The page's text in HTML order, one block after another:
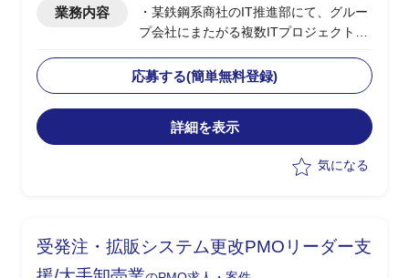
業務内容
・某鉄鋼系商社のIT推進部にて、グルー
プ会社にまたがる複数ITプロジェクトの
側PMO
・グループ会社IT担当やベンダーとの定
例MTG実施、各社案件の進捗把握・整理
・本社IT推進部への報告資料（進捗サマ
・ベンダー／グループ会社間の調整事項
・プロジェクト計画書・WBS・スケジュ
ール管理の主体的な運用、予算・コスト
応募する(簡単無料登録)
詳細を表示
気になる
受発注・拡販システム更改PMOリーダー支